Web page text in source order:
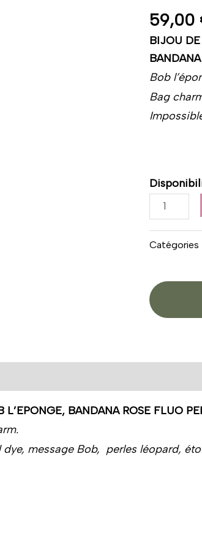
59,00
BIJOU
Bob
Bag
clefs
bob
l'éponge
bandana
rose
fluo
Catégories
BANDANA ROSE FLUO
message Bob, perles léopard,